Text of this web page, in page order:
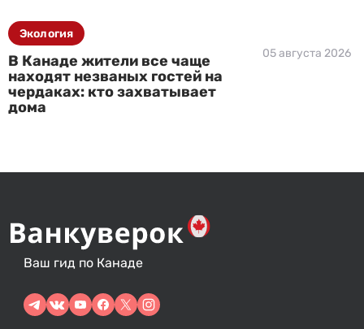
В Канаде жители все чаще
находят незваных гостей на
чердаках: кто захватывает
дома
05 августа 2026
Экология
Ваш гид по Канаде